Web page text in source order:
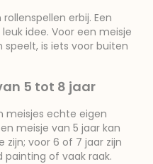
erbij. Een
idee. Voor een meisje
is iets voor buiten
5 tot 8 jaar
meisjes echte eigen
meisje van 5 jaar kan
zijn; voor 6 of 7 jaar zijn
of vaak raak.